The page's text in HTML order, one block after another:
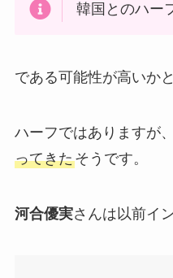
韓国とのハー
である可能性が高いか
ハーフではありますが、
ってきたそうです。
河合優実さんは以前イ